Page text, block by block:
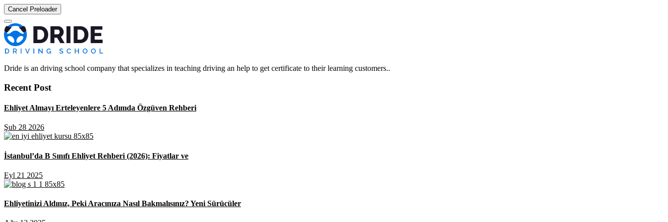
Cancel Preloader
Dride is an driving school company that specializes in teaching driving an help to get certificate to their learning customers..
Recent Post
Ehliyet Almayı Erteleyenlere 5 Adımda Özgüven Rehberi
Şub 28 2026
İstanbul’da B Sınıfı Ehliyet Rehberi (2026): Fiyatlar ve
Eyl 21 2025
Ehliyetinizi Aldınız, Peki Aracınıza Nasıl Bakmalısınız? Yeni Sürücüler